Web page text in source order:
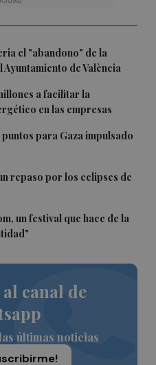
el "abandono" de la
de València
a facilitar la
en las empresas
para Gaza impulsado
repaso por los eclipses de
un festival que hace de la
canal de
últimas noticias